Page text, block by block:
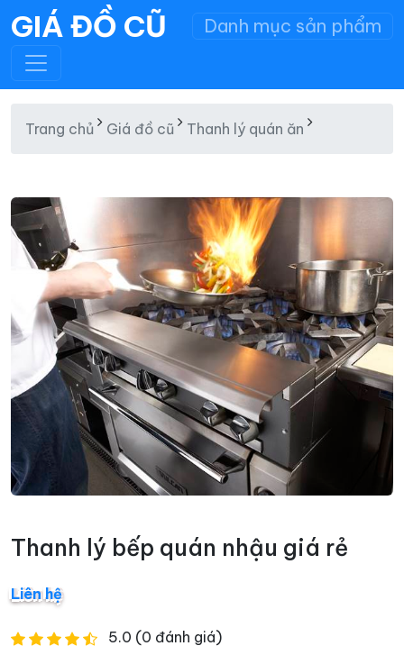
GIÁ ĐỒ CŨ Danh mục sản phẩm
Trang chủ Giá đồ cũ Thanh lý quán ăn
Thanh lý bếp quán nhậu giá rẻ
Liên hệ
5.0 (0 đánh giá)